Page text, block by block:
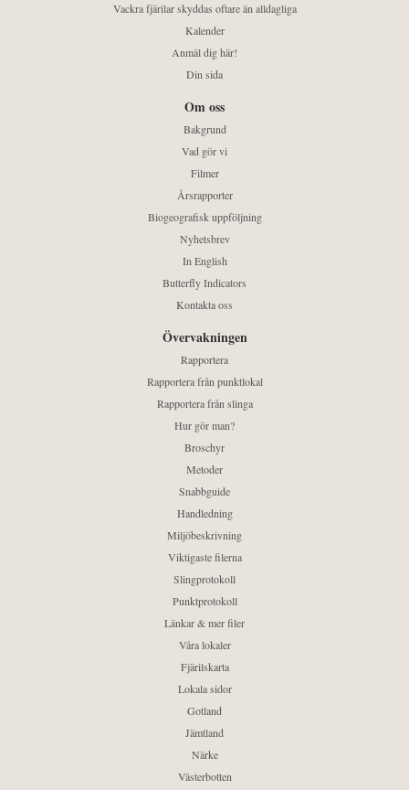
Vackra fjärilar skyddas oftare än alldagliga
Kalender
Anmäl dig här!
Din sida
Om oss
Bakgrund
Vad gör vi
Filmer
Årsrapporter
Biogeografisk uppföljning
Nyhetsbrev
In English
Butterfly Indicators
Kontakta oss
Övervakningen
Rapportera
Rapportera från punktlokal
Rapportera från slinga
Hur gör man?
Broschyr
Metoder
Snabbguide
Handledning
Miljöbeskrivning
Viktigaste filerna
Slingprotokoll
Punktprotokoll
Länkar & mer filer
Våra lokaler
Fjärilskarta
Lokala sidor
Gotland
Jämtland
Närke
Västerbotten